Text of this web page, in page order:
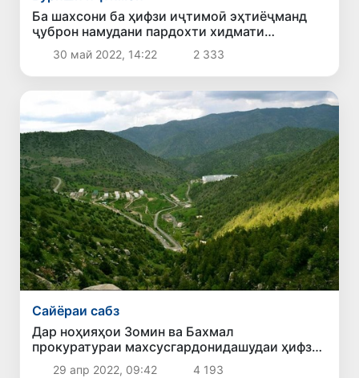
Ба шахсони ба ҳифзи иҷтимоӣ эҳтиёҷманд
ҷуброн намудани пардохти хидмати
коммуналӣ ба нақша гирифта шудааст
30 май 2022, 14:22 2 333
Сайёраи сабз
Дар ноҳияҳои Зомин ва Бахмал
прокуратураи махсусгардонидашудаи ҳифзи
табиат таъсис дода мешавад
29 апр 2022, 09:42 4 193